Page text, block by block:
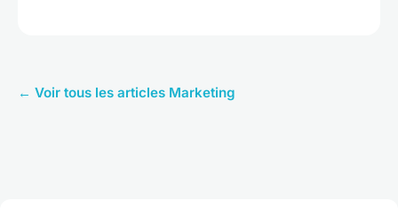
← Voir tous les articles Marketing